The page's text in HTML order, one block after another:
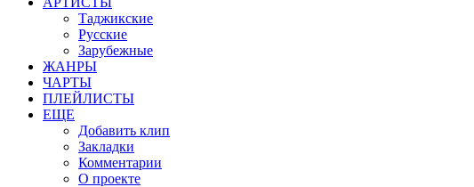
Таджикские
Русские
Зарубежные
ЖАНРЫ
ЧАРТЫ
ПЛЕЙЛИСТЫ
ЕЩЕ
Добавить клип
Закладки
Комментарии
О проекте